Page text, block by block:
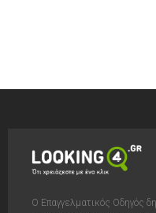
Ο Επαγγελματικός Οδηγός